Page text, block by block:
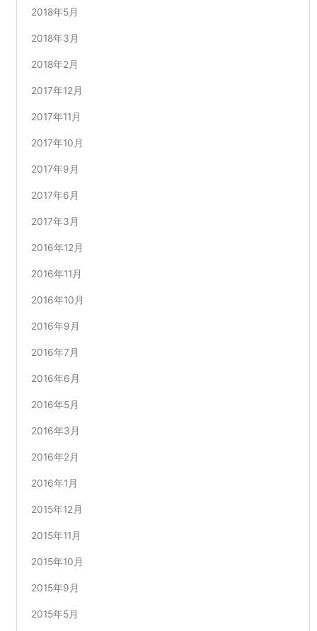
2018年5月
2018年3月
2018年2月
2017年12月
2017年11月
2017年10月
2017年9月
2017年6月
2017年3月
2016年12月
2016年11月
2016年10月
2016年9月
2016年7月
2016年6月
2016年5月
2016年3月
2016年2月
2016年1月
2015年12月
2015年11月
2015年10月
2015年9月
2015年5月